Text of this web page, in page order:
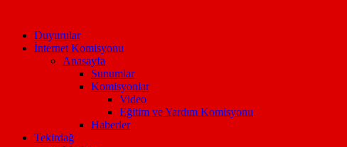
Duyurular
İnternet Komisyonu
Anasayfa
Sunumlar
Komisyonlar
Video
Eğitim ve Yardım Komisyonu
Haberler
Tekirdağ